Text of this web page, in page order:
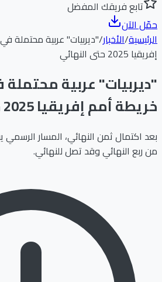
تابع فريقك المفضل
حمّل الآن
الرئيسية/الأخبار/"ديربيات" عربية محتملة
إفريقيا 2025 حتى النهائي
"ديربيات" عربية
خريطة أمم إفريقيا 2025 حتى النهائي
بعد اكتمال ثمن النهائي، المسار الرسمي
من ربع النهائي وقد تصل للنهائي.